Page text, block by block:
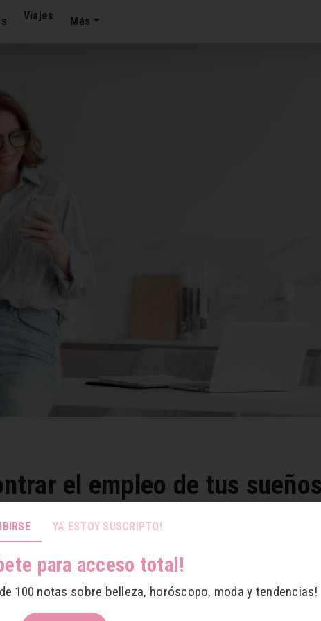
Viajes Más
el empleo de tus
consejos para buscar trabajo
varias horas durante la jornada. Hace falta, por lo tanto,
de contactos telefónicos, recordatorio).
YA ESTOY SUSCRIPTO!
para acceso total!
100 notas sobre belleza, horóscopo, moda y tendencias!